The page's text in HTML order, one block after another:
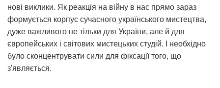
нові виклики. Як реакція на війну в нас прямо зараз
формується корпус сучасного українського мистецтва,
дуже важливого не тільки для України, але й для
європейських і світових мистецьких студій. І необхідно
було сконцентрувати сили для фіксації того, що
з'являється.